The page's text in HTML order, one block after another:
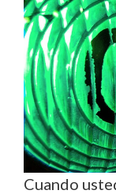
Cuando